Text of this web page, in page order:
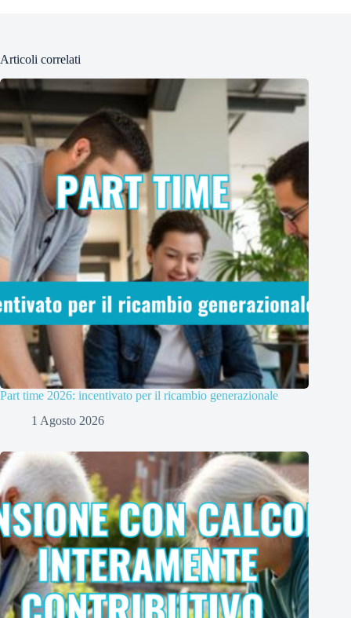
Articoli correlati
Part time 2026: incentivato per il ricambio generazionale
1 Agosto 2026